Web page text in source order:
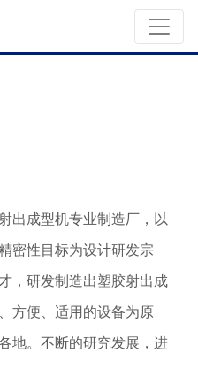
出成型机专业制造厂，以
密性目标为设计研发宗
，研发制造出塑胶射出成
方便、适用的设备为原
地。不断的研究发展，进